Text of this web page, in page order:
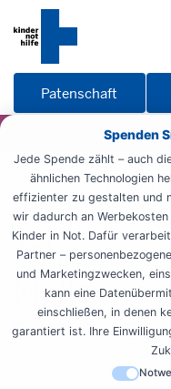
Spenden
Jede Spende zählt – auch
ähnlichen Technologien
effizienter zu gestalten und
wir dadurch an
Kinder in Not. Dafür
Partner –
und Marketingzwecken,
kann eine
einschließen, in denen
garantiert ist. Ihre
Patenschaft
Startseite Engagieren
Patenschaft
Äthiopien:
Molla –
zum